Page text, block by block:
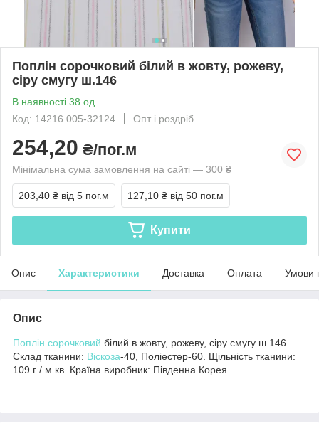
Поплін сорочковий білий в жовту, рожеву,
сіру смугу ш.146
В наявності 38 од.
Код: 14216.005-32124
Опт і роздріб
254,20 ₴/пог.м
Мінімальна сума замовлення на сайті — 300 ₴
203,40 ₴ від 5 пог.м 127,10 ₴ від 50 пог.м
Купити
Опис Характеристики Доставка Оплата Умови
Опис
Поплін сорочковий білий в жовту, рожеву, сіру смугу ш.146.
Склад тканини: Віскоза-40, Поліестер-60. Щільність тканини:
109 г / м.кв. Країна виробник: Південна Корея.